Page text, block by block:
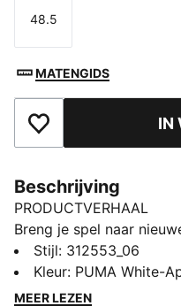
Maat
48.5
MATENGIDS
Toegevoegd aan IN
Beschrijving
PRODUCTVERHAAL
Breng je spel naar
Elevate 2 — waar kracht
ultra-ondersteunende
FLOATPLATE
Stijl: 312553_06
Kleur: PUMA White-
MEER LEZEN